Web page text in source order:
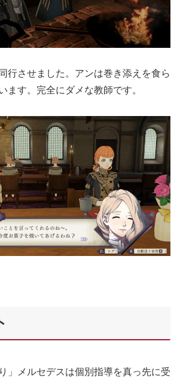
行させました。アンは巻き添えを食ら
ます。完全にダメな教師です。
」メルセデスは個別指導を真っ先に受